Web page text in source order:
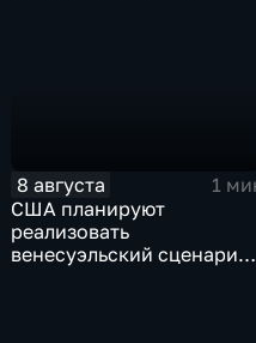
8 августа
1
США планируют
реализовать
венесуэльский сценарий